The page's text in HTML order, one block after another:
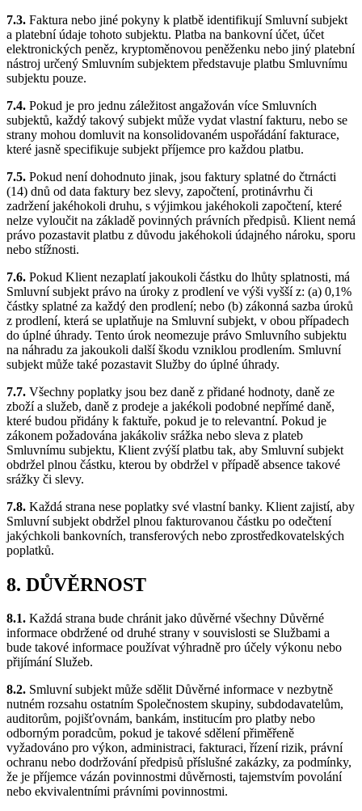
7.3. Faktura nebo jiné pokyny k platbě identifikují Smluvní subjekt
a platební údaje tohoto subjektu. Platba na bankovní účet, účet
elektronických peněz, kryptoměnovou peněženku nebo jiný platební
nástroj určený Smluvním subjektem představuje platbu Smluvnímu
subjektu pouze.
7.4. Pokud je pro jednu záležitost angažován více Smluvních
subjektů, každý takový subjekt může vydat vlastní fakturu, nebo se
strany mohou domluvit na konsolidovaném uspořádání fakturace,
které jasně specifikuje subjekt příjemce pro každou platbu.
7.5. Pokud není dohodnuto jinak, jsou faktury splatné do čtrnácti
(14) dnů od data faktury bez slevy, započtení, protinávrhu či
zadržení jakéhokoli druhu, s výjimkou jakéhokoli započtení, které
nelze vyloučit na základě povinných právních předpisů. Klient nemá
právo pozastavit platbu z důvodu jakéhokoli údajného nároku, sporu
nebo stížnosti.
7.6. Pokud Klient nezaplatí jakoukoli částku do lhůty splatnosti, má
Smluvní subjekt právo na úroky z prodlení ve výši vyšší z: (a) 0,1%
částky splatné za každý den prodlení; nebo (b) zákonná sazba úroků
z prodlení, která se uplatňuje na Smluvní subjekt, v obou případech
do úplné úhrady. Tento úrok neomezuje právo Smluvního subjektu
na náhradu za jakoukoli další škodu vzniklou prodlením. Smluvní
subjekt může také pozastavit Služby do úplné úhrady.
7.7. Všechny poplatky jsou bez daně z přidané hodnoty, daně ze
zboží a služeb, daně z prodeje a jakékoli podobné nepřímé daně,
které budou přidány k faktuře, pokud je to relevantní. Pokud je
zákonem požadována jakákoliv srážka nebo sleva z plateb
Smluvnímu subjektu, Klient zvýší platbu tak, aby Smluvní subjekt
obdržel plnou částku, kterou by obdržel v případě absence takové
srážky či slevy.
7.8. Každá strana nese poplatky své vlastní banky. Klient zajistí, aby
Smluvní subjekt obdržel plnou fakturovanou částku po odečtení
jakýchkoli bankovních, transferových nebo zprostředkovatelských
poplatků.
8. DŮVĚRNOST
8.1. Každá strana bude chránit jako důvěrné všechny Důvěrné
informace obdržené od druhé strany v souvislosti se Službami a
bude takové informace používat výhradně pro účely výkonu nebo
přijímání Služeb.
8.2. Smluvní subjekt může sdělit Důvěrné informace v nezbytně
nutném rozsahu ostatním Společnostem skupiny, subdodavatelům,
auditorům, pojišťovnám, bankám, institucím pro platby nebo
odborným poradcům, pokud je takové sdělení přiměřeně
vyžadováno pro výkon, administraci, fakturaci, řízení rizik, právní
ochranu nebo dodržování předpisů příslušné zakázky, za podmínky,
že je příjemce vázán povinnostmi důvěrnosti, tajemstvím povolání
nebo ekvivalentními právními povinnostmi.